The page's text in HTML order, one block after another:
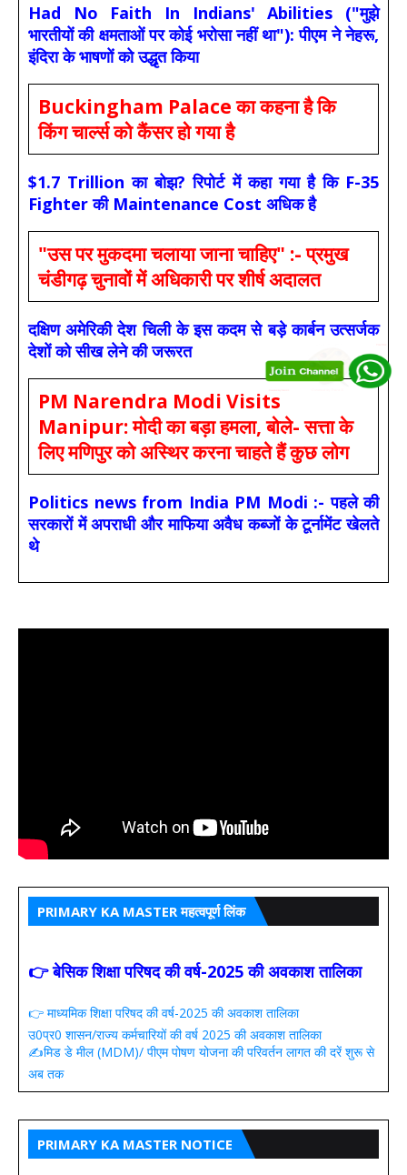
Had No Faith In Indians' Abilities ("मुझे
भारतीयों की क्षमताओं पर कोई भरोसा नहीं था"): पीएम ने नेहरू,
इंदिरा के भाषणों को उद्धृत किया
Buckingham Palace का कहना है कि
किंग चार्ल्स को कैंसर हो गया है
$1.7 Trillion का बोझ? रिपोर्ट में कहा गया है कि F-35
Fighter की Maintenance Cost अधिक है
"उस पर मुकदमा चलाया जाना चाहिए" :- प्रमुख
चंडीगढ़ चुनावों में अधिकारी पर शीर्ष अदालत
दक्षिण अमेरिकी देश चिली के इस कदम से बड़े कार्बन उत्सर्जक
देशों को सीख लेने की जरूरत
PM Narendra Modi Visits
Manipur: मोदी का बड़ा हमला, बोले- सत्ता के
लिए मणिपुर को अस्थिर करना चाहते हैं कुछ लोग
Politics news from India PM Modi :- पहले की
सरकारों में अपराधी और माफिया अवैध कब्जों के टूर्नामेंट खेलते
थे
PRIMARY KA MASTER महत्वपूर्ण लिंक
👉 बेसिक शिक्षा परिषद की वर्ष-2025 की अवकाश तालिका
👉 माध्यमिक शिक्षा परिषद की वर्ष-2025 की अवकाश तालिका
उ0प्र0 शासन/राज्य कर्मचारियों की वर्ष 2025 की अवकाश तालिका
✍️मिड डे मील (MDM)/ पीएम पोषण योजना की परिवर्तन लागत की दरें शुरू से
अब तक
PRIMARY KA MASTER NOTICE